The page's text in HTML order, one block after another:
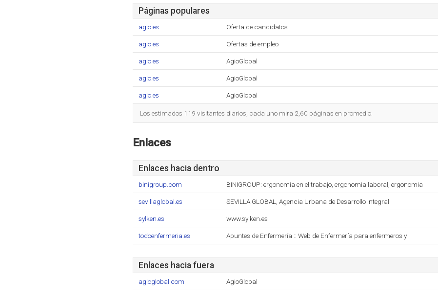
Páginas populares
agio.es Oferta de candidatos
agio.es Ofertas de empleo
agio.es AgioGlobal
agio.es AgioGlobal
agio.es AgioGlobal
Los estimados 119 visitantes diarios, cada uno mira 2,60 páginas en promedio.
Enlaces
Enlaces hacia dentro
binigroup.com BINIGROUP: ergonomia en el trabajo, ergonomia laboral, ergonomia
sevillaglobal.es SEVILLA GLOBAL, Agencia Urbana de Desarrollo Integral
sylken.es www.sylken.es
todoenfermeria.es Apuntes de Enfermería :: Web de Enfermería para enfermeros y
Enlaces hacia fuera
agioglobal.com AgioGlobal